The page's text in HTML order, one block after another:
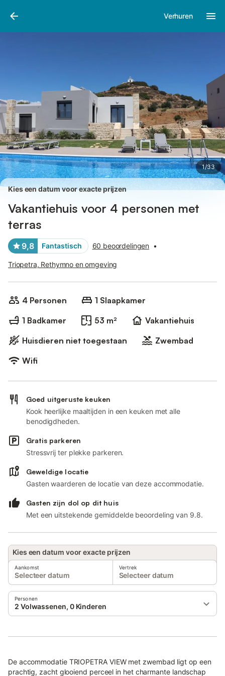
Verhuren
1/33
Afbeeldingen
Kies een datum voor exacte prijzen
Vakantiehuis voor 4 personen met
terras
9,8 Fantastisch 60 beoordelingen •
Triopetra, Rethymno en omgeving
4 Personen
1 Slaapkamer
1 Badkamer
53 m²
Vakantiehuis
Huisdieren niet toegestaan
Zwembad
Wifi
Goed uitgeruste keuken
Kook heerlijke maaltijden in een keuken met alle
benodigdheden.
Gratis parkeren
Stressvrij ter plekke parkeren.
Geweldige locatie
Gasten waarderen de locatie van deze accommodatie.
Gasten zijn dol op dit huis
Met een uitstekende gemiddelde beoordeling van 9.8.
Kies een datum voor exacte prijzen
Aankomst
Selecteer datum
Vertrek
Selecteer datum
Personen
2 Volwassenen, 0 Kinderen
De accommodatie TRIOPETRA VIEW met zwembad ligt op een
prachtig, zacht glooiend perceel in het charmante landschap